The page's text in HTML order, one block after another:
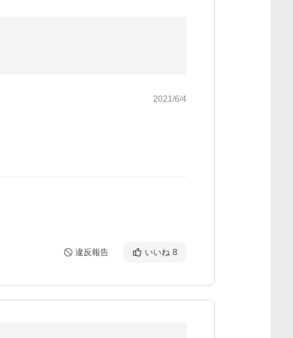
2021/6/4
違反報告 いいね 8